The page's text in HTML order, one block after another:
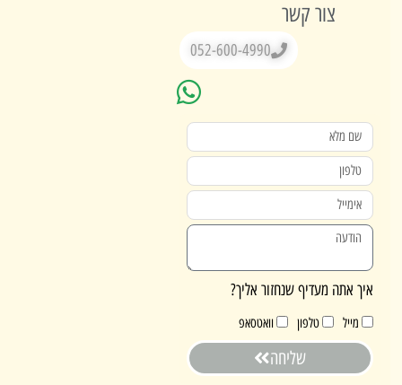
צור קשר
052-600-4990
מעדיף שנחזור אליך?
טלפון וואטסאפ